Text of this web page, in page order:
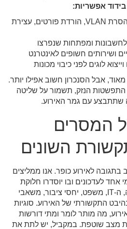
אפשריות:
ניתוק מארג הרשת: הסרת VLAN, הורדת פורטים, עצירת
ומפתחות שנפרצו
ושירותים חשופים לאינטרנט
לוגים לפני כיבוי מכונות
אבל הסנכרון חשוב אפילו יותר.
הנזק, תשמור על שליטה
שתתבצע עם גמר האירוע.
המסרים
השונים
לאירוע כופר. אנו ממליצים
אחד לעדכונים ובו יוסדרו חלוקת
התפקידים בין אנשי הנהלה, ה-IT, משפט, יחסי ציבור, משאבי
התקשורתי של האירוע. סוגיות
מה מותר לומר ומתי דורשות
מצב שוטפת. במקביל, יש לתת את